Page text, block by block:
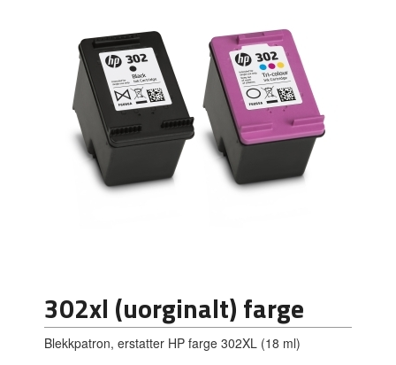
302xl (uorginalt) farge
Blekkpatron, erstatter HP farge 302XL (18 ml)